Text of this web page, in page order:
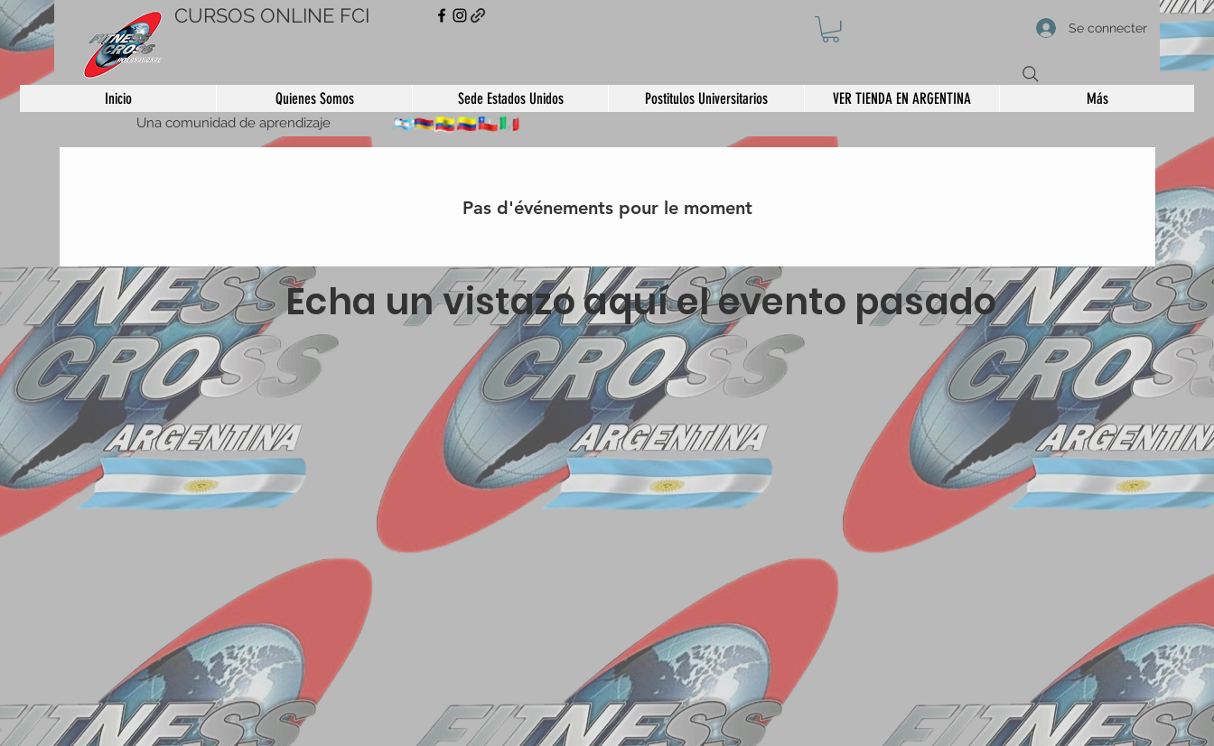
CURSOS ONLINE FCI
Una comunidad de aprendizaje
Se connecter
Inicio Quienes Somos Sede Estados Unidos Postitulos Universitarios VER TIENDA EN ARGENTINA Más
Pas d'événements pour le moment
Echa un vistazo aquí el evento pasado